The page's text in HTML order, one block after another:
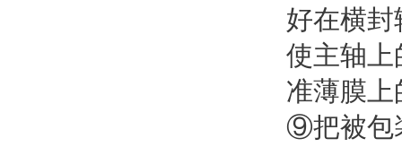
好在横
使主轴上
准薄膜
⑨把被包